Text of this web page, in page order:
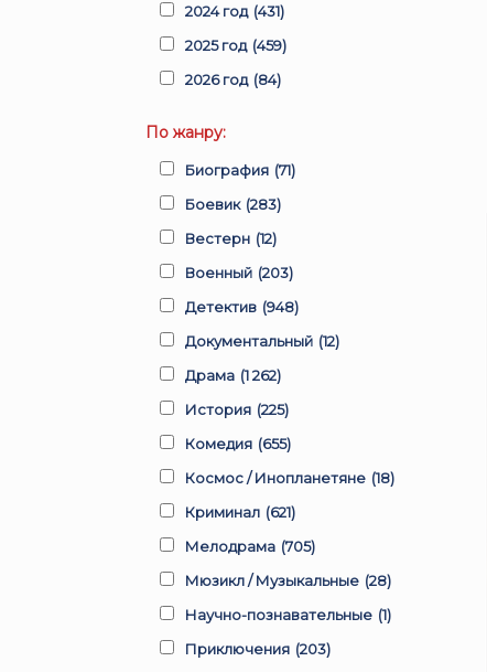
2024 год (431)
2025 год (459)
2026 год (84)
По жанру:
Биография (71)
Боевик (283)
Вестерн (12)
Военный (203)
Детектив (948)
Документальный (12)
Драма (1 262)
История (225)
Комедия (655)
Космос / Инопланетяне (18)
Криминал (621)
Мелодрама (705)
Мюзикл / Музыкальные (28)
Научно-познавательные (1)
Приключения (203)